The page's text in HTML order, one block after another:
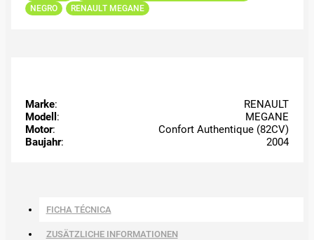
NEGRO
RENAULT MEGANE
Marke:
RENAULT
Modell :
MEGANE
Motor:
Confort Authentique (82CV)
Baujahr: 2004
FICHA TÉCNICA
ZUSÄTZLICHE INFORMATIONEN